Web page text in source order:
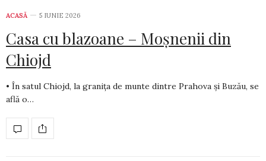
ACASĂ 5 IUNIE 2026
Casa cu blazoane – Moșnenii din
Chiojd
• În satul Chiojd, la granița de munte dintre Prahova și Buzău, se
află o…